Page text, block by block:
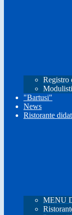
Registro
"Bartusi"
News
Ristorante
MENU